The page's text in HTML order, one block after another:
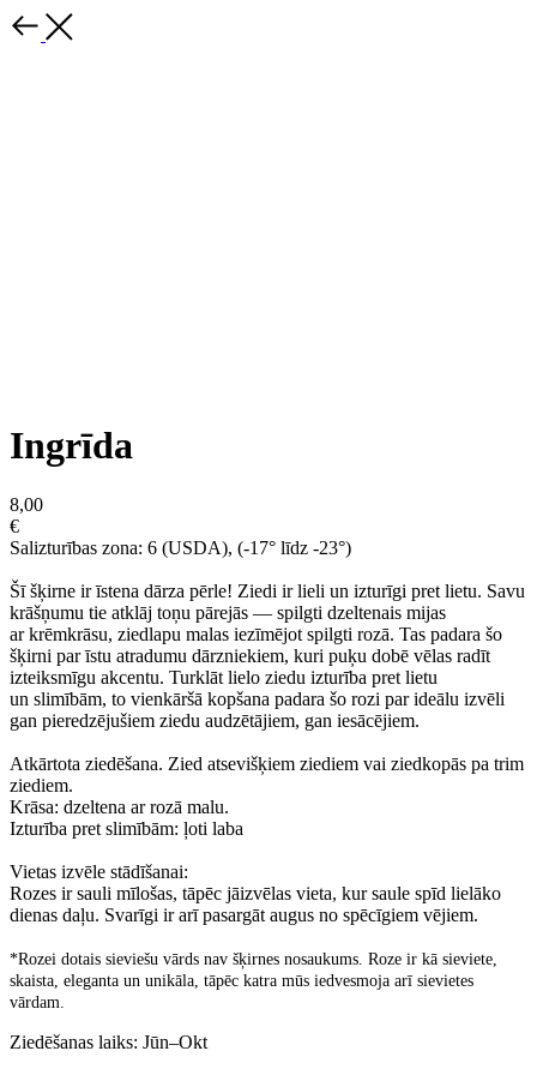
Ingrīda
8,00
€
Salizturības zona: 6 (USDA), (-17° līdz -23°)
Šī šķirne ir īstena dārza pērle! Ziedi ir lieli un izturīgi pret lietu. Savu
krāšņumu tie atklāj toņu pārejās — spilgti dzeltenais mijas
ar krēmkrāsu, ziedlapu malas iezīmējot spilgti rozā. Tas padara šo
šķirni par īstu atradumu dārzniekiem, kuri puķu dobē vēlas radīt
izteiksmīgu akcentu. Turklāt lielo ziedu izturība pret lietu
un slimībām, to vienkāršā kopšana padara šo rozi par ideālu izvēli
gan pieredzējušiem ziedu audzētājiem, gan iesācējiem.
Atkārtota ziedēšana. Zied atsevišķiem ziediem vai ziedkopās pa trim
ziediem.
Krāsa: dzeltena ar rozā malu.
Izturība pret slimībām: ļoti laba
Vietas izvēle stādīšanai:
Rozes ir sauli mīlošas, tāpēc jāizvēlas vieta, kur saule spīd lielāko
dienas daļu. Svarīgi ir arī pasargāt augus no spēcīgiem vējiem.
*Rozei dotais sieviešu vārds nav šķirnes nosaukums. Roze ir kā sieviete,
skaista, eleganta un unikāla, tāpēc katra mūs iedvesmoja arī sievietes
vārdam.
Ziedēšanas laiks: Jūn–Okt